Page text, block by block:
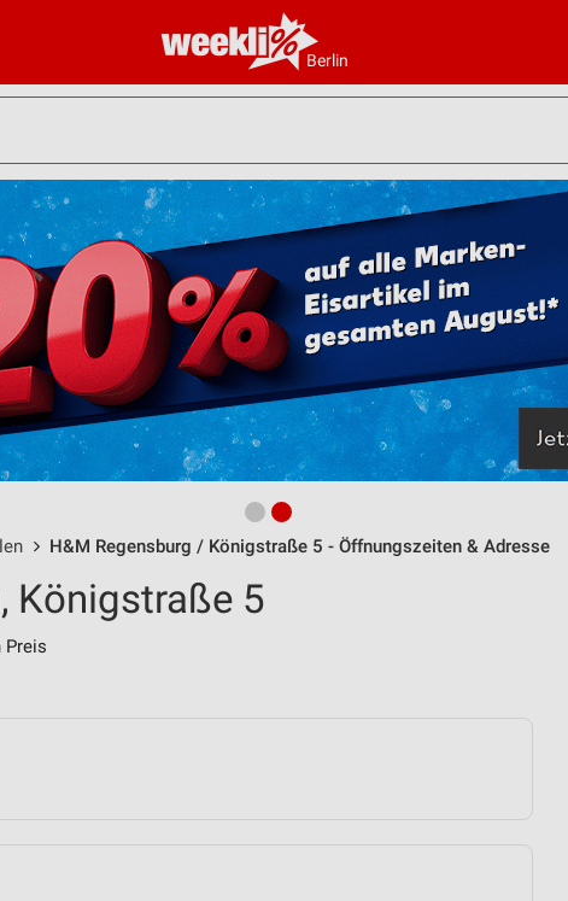
Berlin
H&M Regensburg / Königstraße 5 - Öffnungszeiten & Adresse
Königstraße 5
Preis